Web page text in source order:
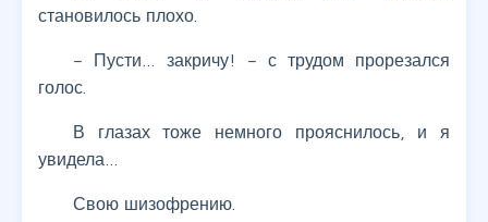
становилось плохо.
– Пусти… закричу! – с трудом прорезался
голос.
В глазах тоже немного прояснилось, и я
увидела…
Свою шизофрению.